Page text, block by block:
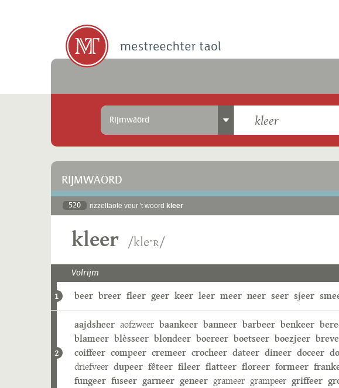
Rijmwäörd
RIJMWÄÖRD
520 rizzeltaote veur 't woord kleer
kleer /kleˑʀ/
Volrijm
1 beer breer fleer geer keer leer meer neer seer sjeer
2
aajdsheer aofzweer baankeer banneer barbeer benkeer
blameer blèsseer blondeer boereer boetseer boezjeer
coiffeer compeer cremeer crocheer dateer dineer doceer
driefveer dupeer fêteer fileer flatteer floreer formeer
fungeer fuseer garneer geneer grameer grampeer griffeer